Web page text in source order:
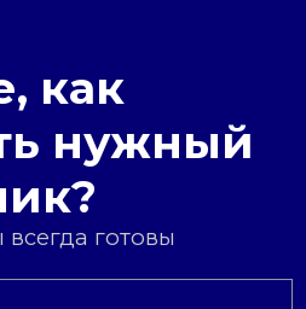
как
нужный
готовы